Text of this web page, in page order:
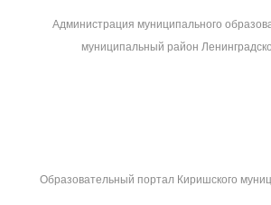
Администрация муниципального
муниципальный район
Образовательный портал Киришского